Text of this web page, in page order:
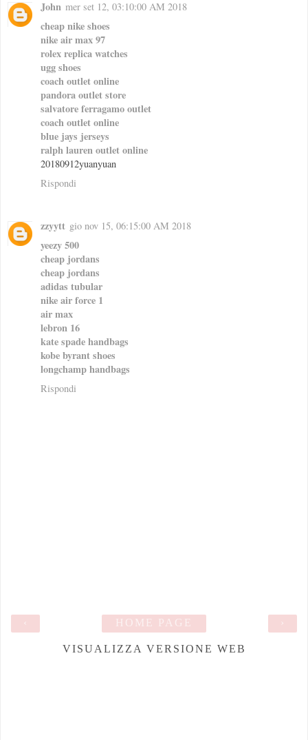
John mer set 12, 03:10:00 AM 2018
cheap nike shoes
nike air max 97
rolex replica watches
ugg shoes
coach outlet online
pandora outlet store
salvatore ferragamo outlet
coach outlet online
blue jays jerseys
ralph lauren outlet online
20180912yuanyuan
Rispondi
zzyytt gio nov 15, 06:15:00 AM 2018
yeezy 500
cheap jordans
cheap jordans
adidas tubular
nike air force 1
air max
lebron 16
kate spade handbags
kobe byrant shoes
longchamp handbags
Rispondi
›
HOME PAGE
VISUALIZZA VERSIONE WEB